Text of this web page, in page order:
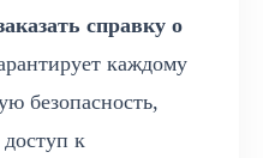
справку о
каждому
безопасность,
к